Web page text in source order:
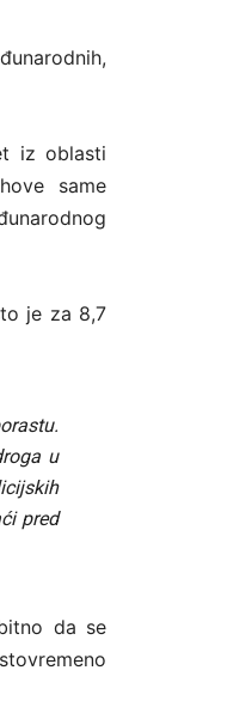
iz oblasti
same
je za 8,7
u
pred
da se